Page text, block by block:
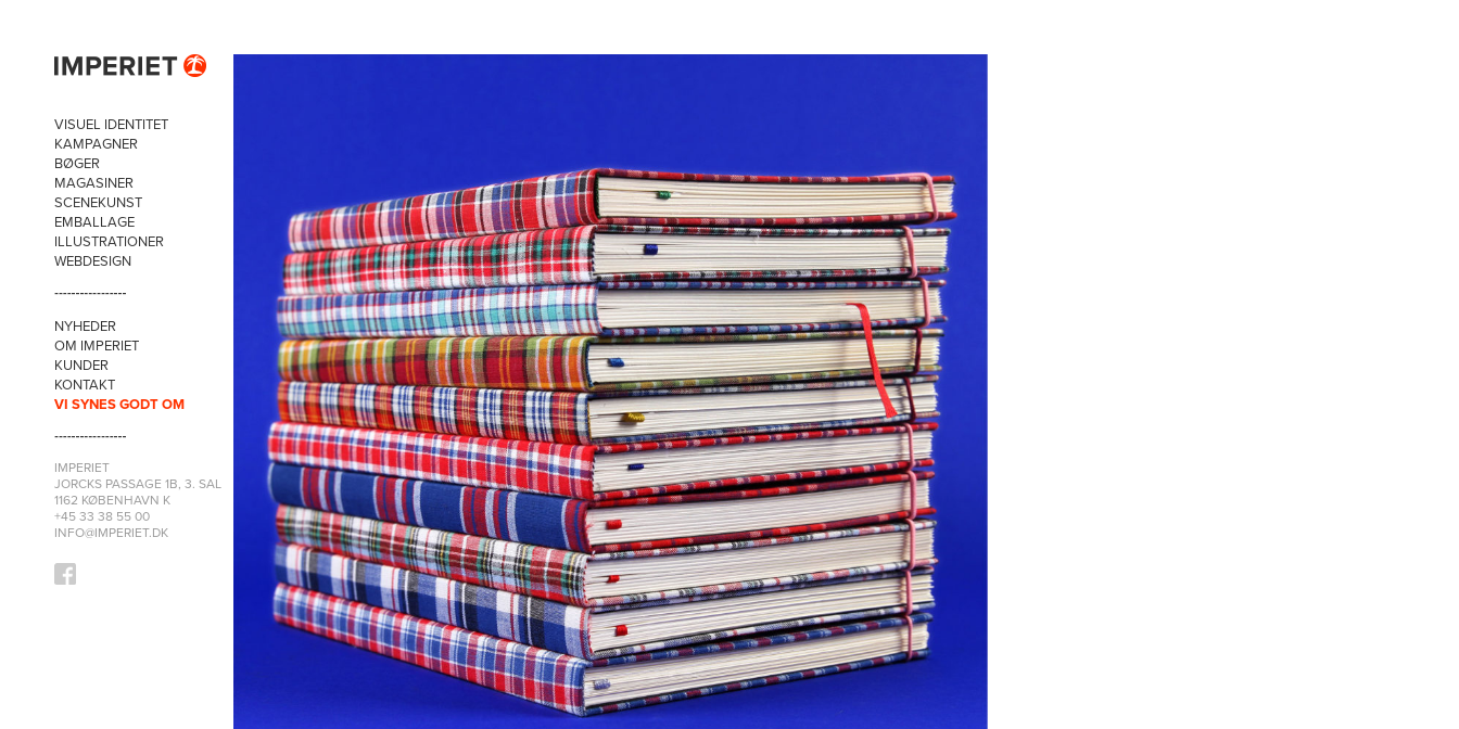
VISUEL IDENTITET
KAMPAGNER
BØGER
MAGASINER
SCENEKUNST
EMBALLAGE
ILLUSTRATIONER
WEBDESIGN
NYHEDER
OM IMPERIET
KUNDER
KONTAKT
VI SYNES GODT OM
IMPERIET
JORCKS PASSAGE 1B, 3. SAL
1162 KØBENHAVN K
+45 33 38 55 00
INFO@IMPERIET.DK